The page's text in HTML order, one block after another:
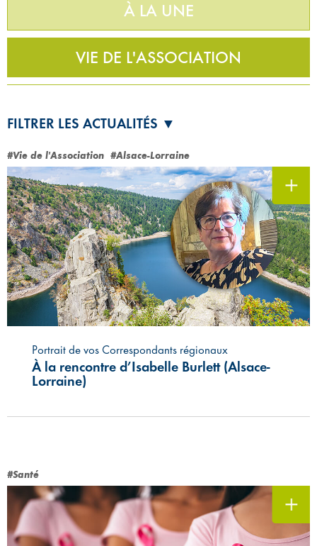
À LA UNE
VIE DE L'ASSOCIATION
FILTRER LES ACTUALITÉS ▼
#Vie de l'Association #Alsace-Lorraine
Portrait de vos Correspondants régionaux
À la rencontre d’Isabelle Burlett (Alsace-
Lorraine)
#Santé